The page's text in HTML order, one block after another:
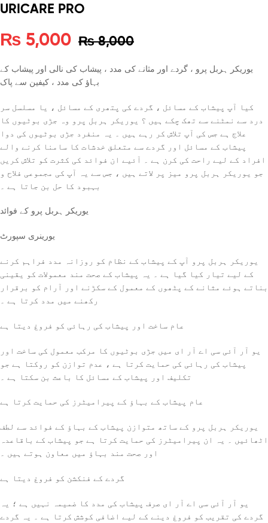
URICARE PRO
₨8,000
₨ 5,000
یوریکر ہربل پرو ، گردے اور مثانے کی مدد ، پیشاب کی نالی اور پیشاب کے
بہاؤ کی مدد ، کیفین سے پاک
کیا آپ پیشاب کے مسائل ، گردے کی پتھری کے مسائل ، یا مسلسل سر
درد سے نمٹنے سے تھک چکے ہیں ؟ یوریکر ہربل پرو وہ جڑی بوٹیوں کا
علاج ہے جس کی آپ تلاش کر رہے ہیں ۔ یہ منفرد جڑی بوٹیوں کی دوا
پیشاب کے مسائل اور گردے سے متعلق خدشات کا سامنا کرنے والے
افراد کے لیے راحت کی کرن ہے ۔ آئیے ان فوائد کی کثرت کو تلاش کریں
جو یوریکر ہربل پرو میز پر لاتے ہیں ، جس سے یہ آپ کی مجموعی فلاح و
بہبود کا حل بن جاتا ہے ۔
یوریکر ہربل پرو کے فوائد
یورینری سپورٹ
یوریکر ہربل پرو آپ کے پیشاب کے نظام کو روزانہ مدد فراہم کرنے
کے لیے تیار کیا گیا ہے ۔ یہ پیشاب کے صحت مند معمولات کو یقینی
بناتے ہوئے مثانے کے پٹھوں کے معمول کے سکڑنے اور آرام کو برقرار
رکھنے میں مدد کرتا ہے ۔
عام ساخت اور پیشاب کی رہائی کو فروغ دیتا ہے
یو آر آئی سی اے آر ای میں جڑی بوٹیوں کا مرکب معمول کی ساخت اور
پیشاب کی رہائی کی حمایت کرتا ہے ، عدم توازن کو روکتا ہے جو
تکلیف اور پیشاب کے مسائل کا باعث بن سکتا ہے ۔
عام پیشاب کے بہاؤ کے پیرامیٹرز کی حمایت کرتا ہے
یوریکر ہربل پرو کے ساتھ متوازن پیشاب کے بہاؤ کے فوائد سے لطف
اٹھائیں ۔ یہ ان پیرامیٹرز کی حمایت کرتا ہے جو پیشاب کے باقاعدہ
اور صحت مند بہاؤ میں معاون ہوتے ہیں ۔
گردے کے فنکشن کو فروغ دیتا ہے
یو آر آئی سی اے آر ای صرف پیشاب کی مدد کا ضمیمہ نہیں ہے ؛ یہ
گردے کی تقریب کو فروغ دینے کے لیے اضافی کوشش کرتا ہے ۔ یہ گردے